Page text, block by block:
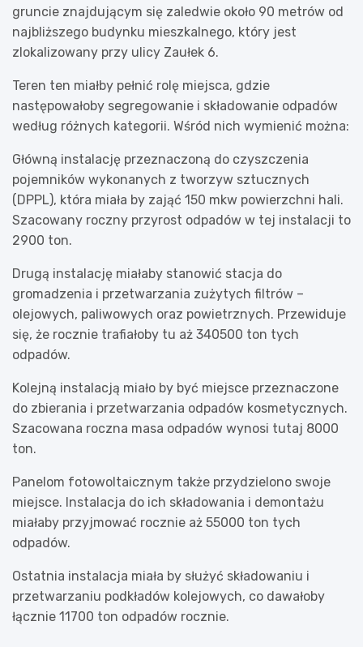
gruncie znajdującym się zaledwie około 90 metrów od
najbliższego budynku mieszkalnego, który jest
zlokalizowany przy ulicy Zaułek 6.
Teren ten miałby pełnić rolę miejsca, gdzie
następowałoby segregowanie i składowanie odpadów
według różnych kategorii. Wśród nich wymienić można:
Główną instalację przeznaczoną do czyszczenia
pojemników wykonanych z tworzyw sztucznych
(DPPL), która miała by zająć 150 mkw powierzchni hali.
Szacowany roczny przyrost odpadów w tej instalacji to
2900 ton.
Drugą instalację miałaby stanowić stacja do
gromadzenia i przetwarzania zużytych filtrów –
olejowych, paliwowych oraz powietrznych. Przewiduje
się, że rocznie trafiałoby tu aż 340500 ton tych
odpadów.
Kolejną instalacją miało by być miejsce przeznaczone
do zbierania i przetwarzania odpadów kosmetycznych.
Szacowana roczna masa odpadów wynosi tutaj 8000
ton.
Panelom fotowoltaicznym także przydzielono swoje
miejsce. Instalacja do ich składowania i demontażu
miałaby przyjmować rocznie aż 55000 ton tych
odpadów.
Ostatnia instalacja miała by służyć składowaniu i
przetwarzaniu podkładów kolejowych, co dawałoby
łącznie 11700 ton odpadów rocznie.